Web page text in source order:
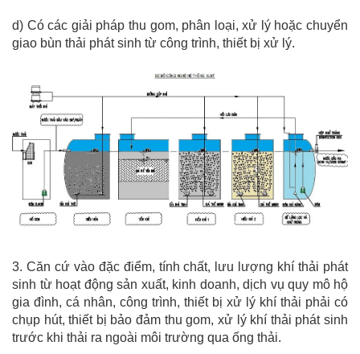
d) Có các giải pháp thu gom, phân loại, xử lý hoặc chuyển
giao bùn thải phát sinh từ công trình, thiết bị xử lý.
3. Căn cứ vào đặc điểm, tính chất, lưu lượng khí thải phát
sinh từ hoạt động sản xuất, kinh doanh, dịch vụ quy mô hộ
gia đình, cá nhân, công trình, thiết bị xử lý khí thải phải có
chụp hút, thiết bị bảo đảm thu gom, xử lý khí thải phát sinh
trước khi thải ra ngoài môi trường qua ống thải.